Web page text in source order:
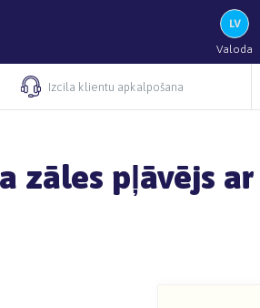
Valoda
Izcila klientu apkalpošana
zāles pļāvējs